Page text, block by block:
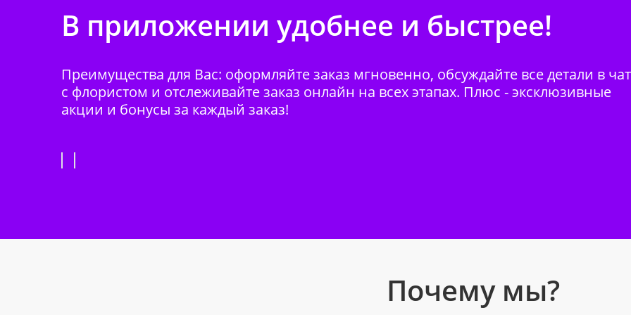
В приложении удобнее и быстрее!
Преимущества для Вас: оформляйте заказ мгновенно, обсуждайте все детали в
с флористом и отслеживайте заказ онлайн на всех этапах. Плюс - эксклюзивные
акции и бонусы за каждый заказ!
Почему мы?